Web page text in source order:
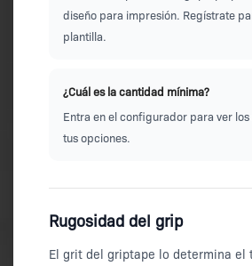
diseño para impresión. Regístrate
plantilla.
¿Cuál es la cantidad mínima?
Entra en elconfigurador para ver
tus opciones.
Rugosidad del grip
El grit del griptape lo determina el